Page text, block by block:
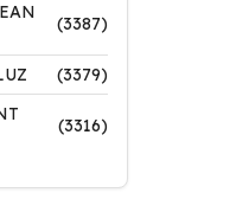
(3387)
(3379)
(3316)